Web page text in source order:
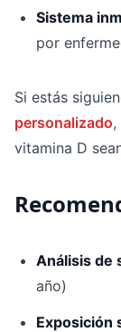
Sistema
por
Si estás
personalizado,
vitamina D
Análisis de
año)
Exposición